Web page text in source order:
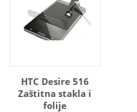
HTC Desire 516
Zaštitna stakla i
folije